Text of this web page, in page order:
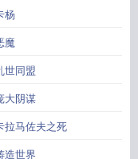
杨
魔
世同盟
大阴谋
拉马佐夫之死
造世界